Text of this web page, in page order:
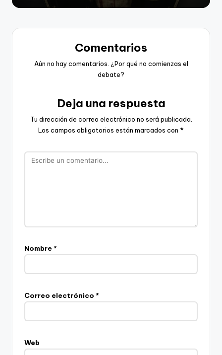
Comentarios
Aún no hay comentarios. ¿Por qué no comienzas el
debate?
Deja una respuesta
Tu dirección de correo electrónico no será publicada.
Los campos obligatorios están marcados con *
Nombre *
Correo electrónico *
Web